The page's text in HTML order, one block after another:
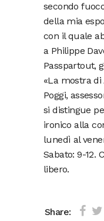
secondo
della mia
con il quale
a Philippe
Passpartout,
«La mostra
Poggi,
si distingue
ironico alla
lunedì al
Sabato: 9-12.
libero.
Share: